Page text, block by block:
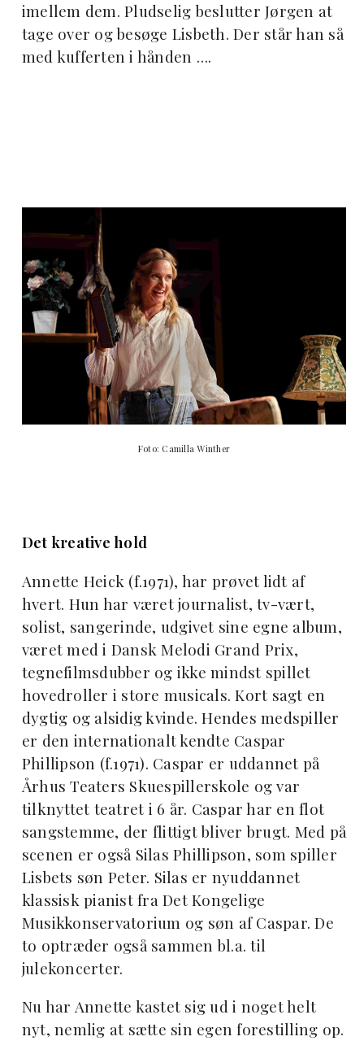
imellem dem. Pludselig beslutter Jørgen at
tage over og besøge Lisbeth. Der står han så
med kufferten i hånden ….
Foto: Camilla Winther
Det kreative hold
Annette Heick (f.1971), har prøvet lidt af
hvert. Hun har været journalist, tv-vært,
solist, sangerinde, udgivet sine egne album,
været med i Dansk Melodi Grand Prix,
tegnefilmsdubber og ikke mindst spillet
hovedroller i store musicals. Kort sagt en
dygtig og alsidig kvinde. Hendes medspiller
er den internationalt kendte Caspar
Phillipson (f.1971). Caspar er uddannet på
Århus Teaters Skuespillerskole og var
tilknyttet teatret i 6 år. Caspar har en flot
sangstemme, der flittigt bliver brugt. Med på
scenen er også Silas Phillipson, som spiller
Lisbets søn Peter. Silas er nyuddannet
klassisk pianist fra Det Kongelige
Musikkonservatorium og søn af Caspar. De
to optræder også sammen bl.a. til
julekoncerter.
Nu har Annette kastet sig ud i noget helt
nyt, nemlig at sætte sin egen forestilling op.